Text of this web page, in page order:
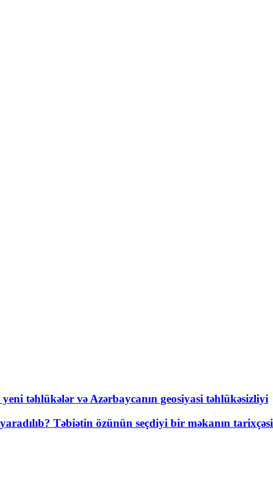
təhlükələr və Azərbaycanın geosiyasi təhlükəsizliyi
Təbiətin özünün seçdiyi bir məkanın tarixçəsi